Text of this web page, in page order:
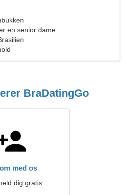
en senior dame
BraDatingGo
med os
dig gratis